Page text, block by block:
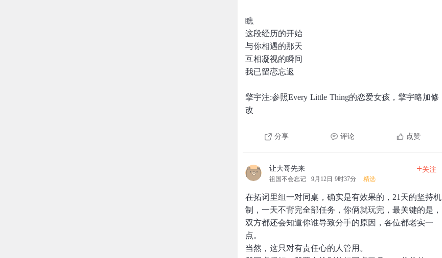
瞧
这段经历的开始
与你相遇的那天
互相凝视的瞬间
我已留恋忘返
擎宇注:参照Every Little Thing的恋爱女孩，擎宇略加修
改
分享 评论 点赞
让大哥先来
祖国不会忘记 9月12日 9时37分 精选
+关注
在拓词里组一对同桌，确实是有效果的，21天的坚持机
制，一天不背完全部任务，你俩就玩完，最关键的是，
双方都还会知道你谁导致分手的原因，各位都老实一
点。
当然，这只对有责任心的人管用。